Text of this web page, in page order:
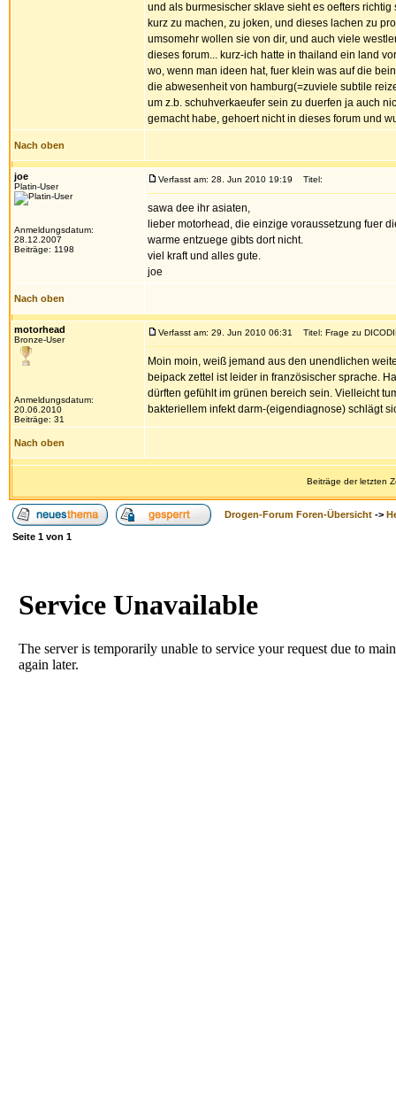
und als burmesischer sklave sieht es oefters
kurz zu machen, zu joken, und dieses lachen zu
umsomehr wollen sie von dir, und auch viele
dieses forum... kurz-ich hatte in thailand ein land
wo, wenn man ideen hat, fuer klein was auf die
die abwesenheit von hamburg(=zuviele subtile
um z.b. schuhverkaeufer sein zu duerfen ja auch
gemacht habe, gehoert nicht in dieses forum und
Nach oben
joe
Platin-User
Anmeldungsdatum:
28.12.2007
Beiträge: 1198
Verfasst am: 28. Jun 2010 19:19 Titel:
sawa dee ihr asiaten,
lieber motorhead, die einzige voraussetzung fuer
warme entzuege gibts dort nicht.
viel kraft und alles gute.
joe
Nach oben
motorhead
Bronze-User
Anmeldungsdatum:
20.06.2010
Beiträge: 31
Verfasst am: 29. Jun 2010 06:31 Titel: Frage zu
Moin moin, weiß jemand aus den unendlichen
beipack zettel ist leider in französischer sprache.
dürften gefühlt im grünen bereich sein. Vielleicht
bakteriellem infekt darm-(eigendiagnose) schlägt
Nach oben
Beiträge der letzten
Drogen-Forum Foren-Übersicht ->
Seite 1 von 1